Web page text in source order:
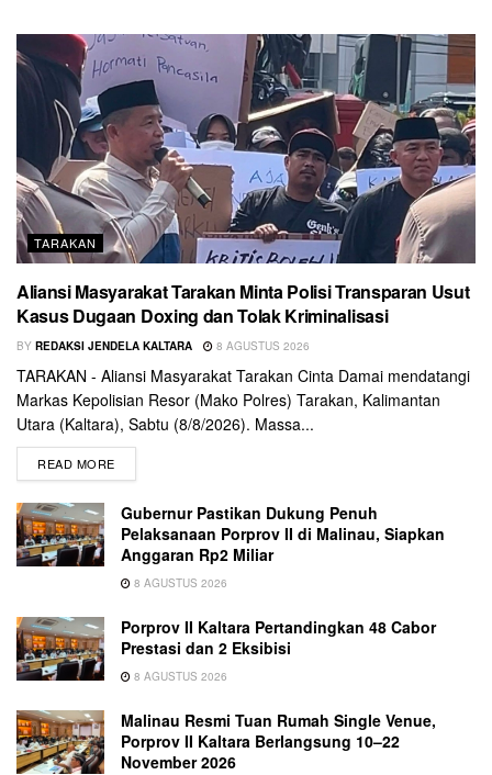
TARAKAN
Aliansi Masyarakat Tarakan Minta Polisi Transparan Usut
Kasus Dugaan Doxing dan Tolak Kriminalisasi
BY REDAKSI JENDELA KALTARA 8 AGUSTUS 2026
TARAKAN - Aliansi Masyarakat Tarakan Cinta Damai mendatangi
Markas Kepolisian Resor (Mako Polres) Tarakan, Kalimantan
Utara (Kaltara), Sabtu (8/8/2026). Massa...
READ MORE
Gubernur Pastikan Dukung Penuh
Pelaksanaan Porprov II di Malinau, Siapkan
Anggaran Rp2 Miliar
8 AGUSTUS 2026
Porprov II Kaltara Pertandingkan 48 Cabor
Prestasi dan 2 Eksibisi
8 AGUSTUS 2026
Malinau Resmi Tuan Rumah Single Venue,
Porprov II Kaltara Berlangsung 10–22
November 2026